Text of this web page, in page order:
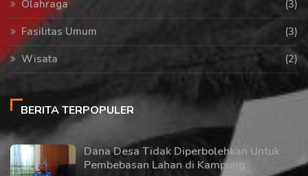
Olahraga
(3)
Fasilitas Umum
(3)
Wisata
(2)
BERITA TERPOPULER
Dana Desa Tidak Diperbolehkan Untuk
Pembebasan Lahan di Kampung